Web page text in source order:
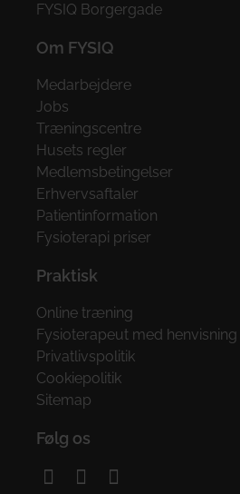
FYSIQ Borgergade
Om FYSIQ
Medarbejdere
Jobs
Træningscentre
Husets regler
Medlemsbetingelser
Erhvervsaftaler
Patientinformation
Fysioterapi priser
Praktisk
Online træning
Fysioterapeut med henvisning
Privatlivspolitik
Cookiepolitik
Sitemap
Følg os